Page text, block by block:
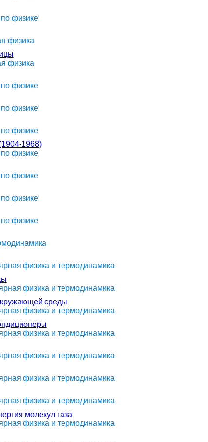
физике
физика
физика
физике
физике
физике
1968)
физике
физике
физике
физике
физика и термодинамика
физика и термодинамика
среды
физика и термодинамика
физика и термодинамика
физика и термодинамика
физика и термодинамика
физика и термодинамика
молекул газа
физика и термодинамика